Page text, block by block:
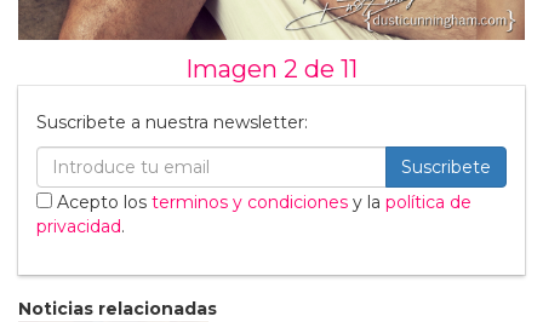
Imagen 2 de 11
Suscribete a nuestra newsletter:
Suscribete
Acepto los terminos y condiciones y la política de
privacidad.
Noticias relacionadas